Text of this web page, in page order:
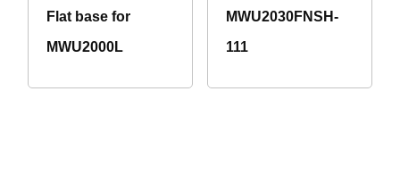
Flat base for
MWU2000L
MWU2030FNSH-
111